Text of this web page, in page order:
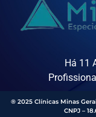
Há 11
® 2025 Clínicas Minas
CNPJ –